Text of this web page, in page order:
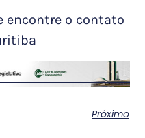
encontre o contato
Próximo